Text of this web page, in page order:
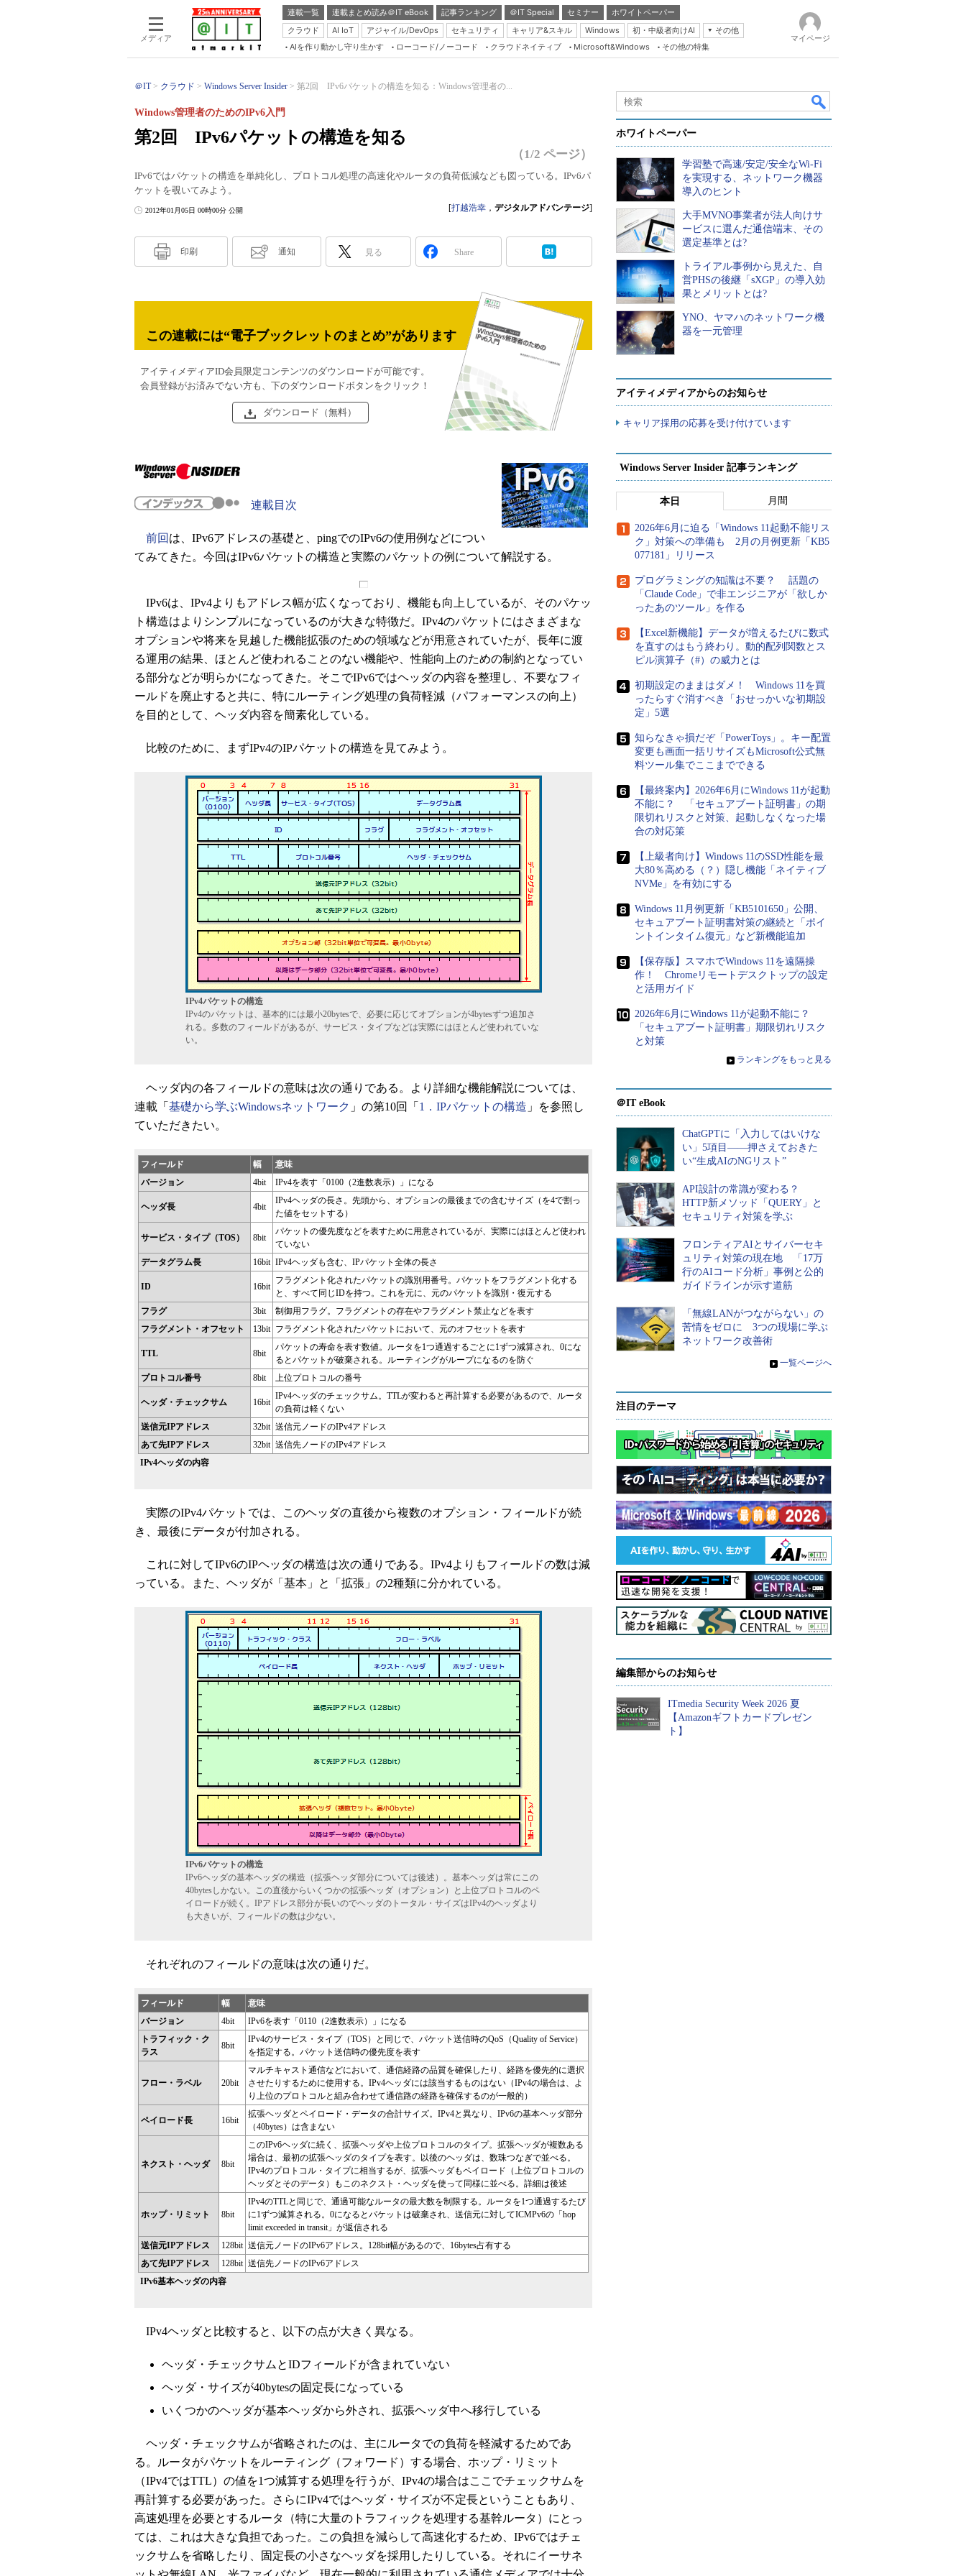
メディア
連載一覧 連載まとめ読み＠IT eBook 記事ランキング ＠IT Special セミナー
ホワイトペーパー
クラウド
AI IoT アジャイル/DevOps セキュリティ キャリア&スキル Windows 初・中級者向けAI
その他
Server & Storage
Database Expert
Master of IP Network
Security & Trust
Test & Tools
AIを作り動かし守り生かす ローコード/ノーコード クラウドネイティブ Microsoft&Windows その他の特集
マイページ
＠IT クラウド Windows Server Insider 第2回 IPv6パケットの構造を知る：Windows管理者の...
第2回 IPv6パケットの構造を知る
Windows管理者のためのIPv6入門
（1/2 ページ）
IPv6ではパケットの構造を単純化し、プロトコル処理の高速化やルータの負荷低減なども図っている。IPv6パ
ケットを覗いてみよう。
2012年01月05日 00時00分 公開 [打越浩幸 ， デジタルアドバンテージ]
印刷 通知 見る Share
この連載には“電子ブックレットのまとめ”があります
アイティメディアID会員限定コンテンツのダウンロードが可能です。
会員登録がお済みでない方も、下のダウンロードボタンをクリック！
ダウンロード（無料）
連載目次
前回 は、IPv6アドレスの基礎と、pingでのIPv6の使用例などについ
てみてきた。今回はIPv6パケットの構造と実際のパケットの例について解説する。
IPv6は、IPv4よりもアドレス幅が広くなっており、機能も向上しているが、そのパケッ
ト構造はよりシンプルになっているのが大きな特徴だ。IPv4のパケットにはさまざまな
オプションや将来を見越した機能拡張のための領域などが用意されていたが、長年に渡
る運用の結果、ほとんど使われることのない機能や、性能向上のための制約となってい
る部分などが明らかになってきた。そこでIPv6ではヘッダの内容を整理し、不要なフィ
ールドを廃止すると共に、特にルーティング処理の負荷軽減（パフォーマンスの向上）
を目的として、ヘッダ内容を簡素化している。
比較のために、まずIPv4のIPパケットの構造を見てみよう。
IPv4パケットの構造
IPv4のパケットは、基本的には最小20bytesで、必要に応じてオプションが4bytesずつ追加さ
れる。多数のフィールドがあるが、サービス・タイプなどは実際にはほとんど使われていな
い。
ヘッダ内の各フィールドの意味は次の通りである。より詳細な機能解説については、
連載「 基礎から学ぶWindowsネットワーク 」の第10回「 1．IPパケットの構造 」を参照し
ていただきたい。
フィールド 幅
意味
バージョン
4bit IPv4を表す「0100（2進数表示）」になる
ヘッダ長 4bit
IPv4ヘッダの長さ。先頭から、オプションの最後までの含むサイズ（を4で割っ
た値をセットする）
サービス・タイプ（TOS） 8bit
パケットの優先度などを表すために用意されているが、実際にはほとんど使われ
ていない
データグラム長
16bit IPv4ヘッダも含む、IPパケット全体の長さ
ID 16bit
フラグメント化されたパケットの識別用番号。パケットをフラグメント化する
と、すべて同じIDを持つ。これを元に、元のパケットを識別・復元する
フラグ
3bit
制御用フラグ。フラグメントの存在やフラグメント禁止などを表す
フラグメント・オフセット
13bit フラグメント化されたパケットにおいて、元のオフセットを表す
TTL 8bit
パケットの寿命を表す数値。ルータを1つ通過するごとに1ずつ減算され、0にな
るとパケットが破棄される。ルーティングがループになるのを防ぐ
プロトコル番号
8bit 上位プロトコルの番号
ヘッダ・チェックサム 16bit
IPv4ヘッダのチェックサム。TTLが変わると再計算する必要があるので、ルータ
の負荷は軽くない
送信元IPアドレス
32bit 送信元ノードのIPv4アドレス
あて先IPアドレス
32bit 送信先ノードのIPv4アドレス
IPv4ヘッダの内容
実際のIPv4パケットでは、このヘッダの直後から複数のオプション・フィールドが続
き、最後にデータが付加される。
これに対してIPv6のIPヘッダの構造は次の通りである。IPv4よりもフィールドの数は減
っている。また、ヘッダが「基本」と「拡張」の2種類に分かれている。
IPv6パケットの構造
IPv6ヘッダの基本ヘッダの構造（拡張ヘッダ部分については後述）。基本ヘッダは常にこの
40bytesしかない。この直後からいくつかの拡張ヘッダ（オプション）と上位プロトコルのペ
イロードが続く。IPアドレス部分が長いのでヘッダのトータル・サイズはIPv4のヘッダより
も大きいが、フィールドの数は少ない。
それぞれのフィールドの意味は次の通りだ。
フィールド 幅
意味
バージョン
4bit
IPv6を表す「0110（2進数表示）」になる
トラフィック・ク
ラス
8bit
IPv4のサービス・タイプ（TOS）と同じで、パケット送信時のQoS（Quality of Service）
を指定する。パケット送信時の優先度を表す
フロー・ラベル 20bit
マルチキャスト通信などにおいて、通信経路の品質を確保したり、経路を優先的に選択
させたりするために使用する。IPv4ヘッダには該当するものはない（IPv4の場合は、よ
り上位のプロトコルと組み合わせて通信路の経路を確保するのが一般的）
ペイロード長 16bit
拡張ヘッダとペイロード・データの合計サイズ。IPv4と異なり、IPv6の基本ヘッダ部分
（40bytes）は含まない
ネクスト・ヘッダ 8bit
このIPv6ヘッダに続く、拡張ヘッダや上位プロトコルのタイプ。拡張ヘッダが複数ある
場合は、最初の拡張ヘッダのタイプを表す。以後のヘッダは、数珠つなぎで並べる。
IPv4のプロトコル・タイプに相当するが、拡張ヘッダもペイロード（上位プロトコルの
ヘッダとそのデータ）もこのネクスト・ヘッダを使って同様に並べる。詳細は後述
ホップ・リミット 8bit
IPv4のTTLと同じで、通過可能なルータの最大数を制限する。ルータを1つ通過するたび
に1ずつ減算される。0になるとパケットは破棄され、送信元に対してICMPv6の「hop
limit exceeded in transit」が返信される
送信元IPアドレス
128bit 送信元ノードのIPv6アドレス。128bit幅があるので、16bytes占有する
あて先IPアドレス
128bit 送信先ノードのIPv6アドレス
IPv6基本ヘッダの内容
IPv4ヘッダと比較すると、以下の点が大きく異なる。
ヘッダ・チェックサムとIDフィールドが含まれていない
ヘッダ・サイズが40bytesの固定長になっている
いくつかのヘッダが基本ヘッダから外され、拡張ヘッダ中へ移行している
ヘッダ・チェックサムが省略されたのは、主にルータでの負荷を軽減するためであ
る。ルータがパケットをルーティング（フォワード）する場合、ホップ・リミット
（IPv4ではTTL）の値を1つ減算する処理を行うが、IPv4の場合はここでチェックサムを
再計算する必要があった。さらにIPv4ではヘッダ・サイズが不定長ということもあり、
高速処理を必要とするルータ（特に大量のトラフィックを処理する基幹ルータ）にとっ
ては、これは大きな負担であった。この負担を減らして高速化するため、IPv6ではチェ
ックサムを省略したり、固定長の小さなヘッダを採用したりしている。それにイーサネ
ホワイトペーパー
学習塾で高速/安定/安全なWi-Fi
を実現する、ネットワーク機器
導入のヒント
大手MVNO事業者が法人向けサ
ービスに選んだ通信端末、その
選定基準とは?
トライアル事例から見えた、自
営PHSの後継「sXGP」の導入効
果とメリットとは?
YNO、ヤマハのネットワーク機
器を一元管理
アイティメディアからのお知らせ
キャリア採用の応募を受け付けています
Windows Server Insider 記事ランキング
本日 月間
2026年6月に迫る「Windows 11起動不能リス
ク」対策への準備も 2月の月例更新「KB5
077181」リリース
プログラミングの知識は不要？ 話題の
「Claude Code」で非エンジニアが「欲しか
ったあのツール」を作る
【Excel新機能】データが増えるたびに数式
を直すのはもう終わり。動的配列関数とス
ピル演算子（#）の威力とは
初期設定のままはダメ！ Windows 11を買
ったらすぐ消すべき「おせっかいな初期設
定」5選
知らなきゃ損だぞ「PowerToys」。キー配置
変更も画面一括リサイズもMicrosoft公式無
料ツール集でここまでできる
【最終案内】2026年6月にWindows 11が起動
不能に？ 「セキュアブート証明書」の期
限切れリスクと対策、起動しなくなった場
合の対応策
【上級者向け】Windows 11のSSD性能を最
大80％高める（？）隠し機能「ネイティブ
NVMe」を有効にする
Windows 11月例更新「KB5101650」公開、
セキュアブート証明書対策の継続と「ポイ
ントインタイム復元」など新機能追加
【保存版】スマホでWindows 11を遠隔操
作！ Chromeリモートデスクトップの設定
と活用ガイド
2026年6月にWindows 11が起動不能に？
「セキュアブート証明書」期限切れリスク
と対策
» ランキングをもっと見る
＠IT eBook
ChatGPTに「入力してはいけな
い」5項目――押さえておきた
い“生成AIのNGリスト”
API設計の常識が変わる？
HTTP新メソッド「QUERY」と
セキュリティ対策を学ぶ
フロンティアAIとサイバーセキ
ュリティ対策の現在地 「17万
行のAIコード分析」事例と公的
ガイドラインが示す道筋
「無線LANがつながらない」の
苦情をゼロに 3つの現場に学ぶ
ネットワーク改善術
» 一覧ページへ
注目のテーマ
編集部からのお知らせ
ITmedia Security Week 2026 夏
【Amazonギフトカードプレゼン
ト】